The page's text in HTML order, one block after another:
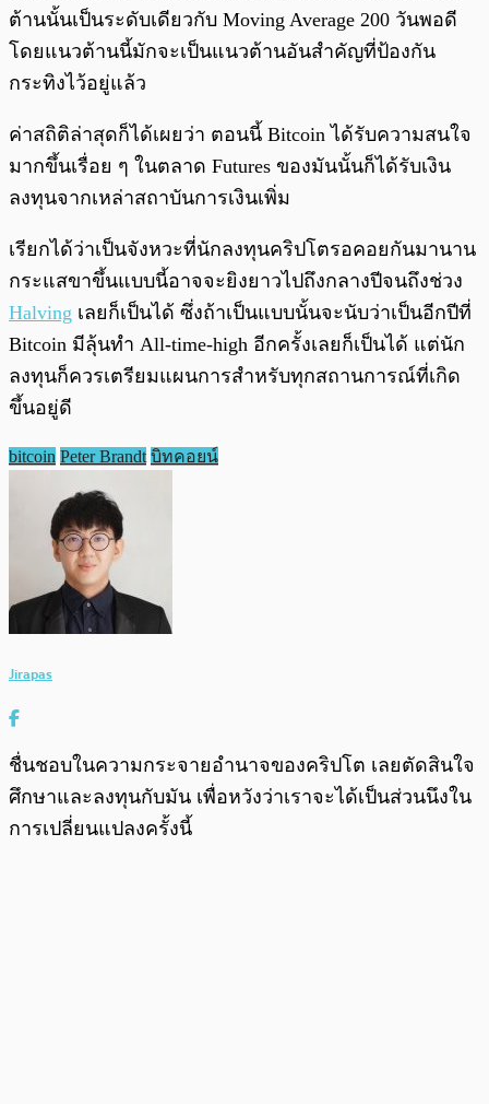
ต้านนั้นเป็นระดับเดียวกับ Moving Average 200 วันพอดี
โดยแนวต้านนี้มักจะเป็นแนวต้านอันสำคัญที่ป้องกัน
กระทิงไว้อยู่แล้ว
ค่าสถิติล่าสุดก็ได้เผยว่า ตอนนี้ Bitcoin ได้รับความสนใจ
มากขึ้นเรื่อย ๆ ในตลาด Futures ของมันนั้นก็ได้รับเงิน
ลงทุนจากเหล่าสถาบันการเงินเพิ่ม
เรียกได้ว่าเป็นจังหวะที่นักลงทุนคริปโตรอคอยกันมานาน
กระแสขาขึ้นแบบนี้อาจจะยิงยาวไปถึงกลางปีจนถึงช่วง
Halving เลยก็เป็นได้ ซึ่งถ้าเป็นแบบนั้นจะนับว่าเป็นอีกปีที่
Bitcoin มีลุ้นทำ All-time-high อีกครั้งเลยก็เป็นได้ แต่นัก
ลงทุนก็ควรเตรียมแผนการสำหรับทุกสถานการณ์ที่เกิด
ขึ้นอยู่ดี
bitcoin Peter Brandt บิทคอยน์
Jirapas
ชื่นชอบในความกระจายอำนาจของคริปโต เลยตัดสินใจ
ศึกษาและลงทุนกับมัน เพื่อหวังว่าเราจะได้เป็นส่วนนึงใน
การเปลี่ยนแปลงครั้งนี้